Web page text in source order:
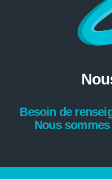
Besoin de
Nous